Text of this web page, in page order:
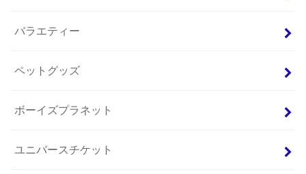
バラエティー
ペットグッズ
ボーイズプラネット
ユニバースチケット